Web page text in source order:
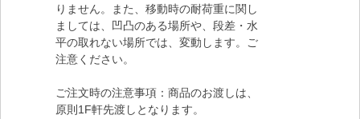
りません。また、移動時の耐荷重に関し
ましては、凹凸のある場所や、段差・水
平の取れない場所では、変動します。ご
注意ください。
ご注文時の注意事項：商品のお渡しは、
原則1F軒先渡しとなります。